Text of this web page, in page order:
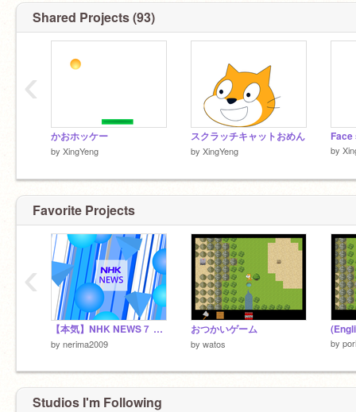
Shared Projects (93)
かおホッケー
by XingYeng
スクラッチキャットおめん
by XingYeng by
‹
Favorite Projects
【本気】NHK NEWS７ op再現
by nerima2009
おつかいゲーム
by watos by
‹
Studios I'm Following